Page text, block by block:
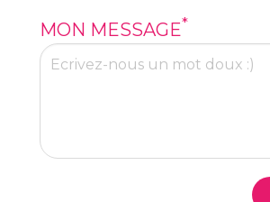
MON MESSAGE*